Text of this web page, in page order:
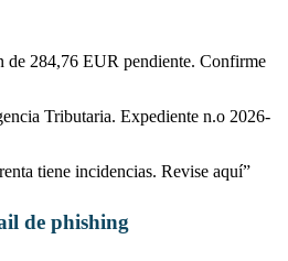
de 284,76 EUR pendiente. Confirme
Tributaria. Expediente n.o 2026-
tiene incidencias. Revise aquí”
de phishing